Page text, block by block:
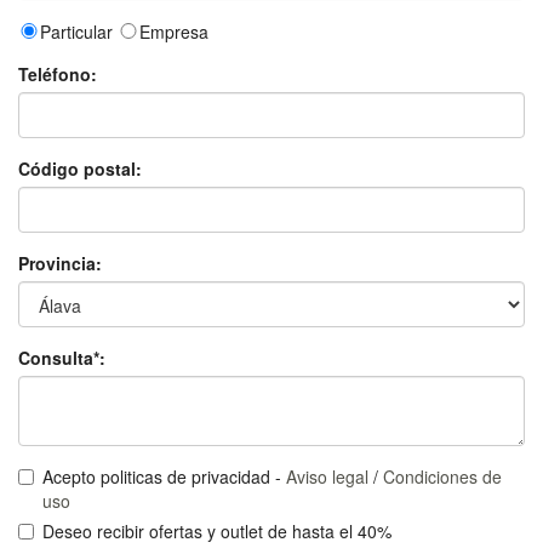
Particular
Empresa
Teléfono:
Código postal:
Provincia:
Consulta*:
Acepto politicas de privacidad - Aviso legal / Condiciones de
uso
Deseo recibir ofertas y outlet de hasta el 40%